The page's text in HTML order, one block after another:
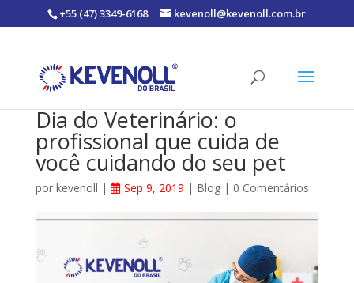
+55 (47) 3349-6168 kevenoll@kevenoll.com.br
Dia do Veterinário: o
profissional que cuida de
você cuidando do seu pet
por kevenoll | Sep 9, 2019 | Blog| 0 Comentários